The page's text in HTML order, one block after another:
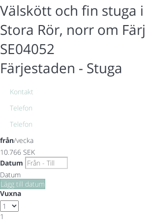
Välskött och fin stuga
Stora Rör, norr om
SE04052
Färjestaden - Stuga
Kontakt
Telefon
Telefon
från/vecka
10.766 SEK
Datum
Datum
Lägg till datum
Vuxna
1